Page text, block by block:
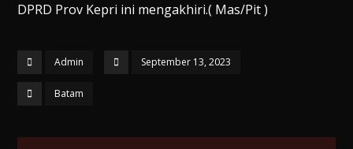
DPRD Prov Kepri ini mengakhiri.( Mas/Pit )
Admin September 13, 2023
Batam